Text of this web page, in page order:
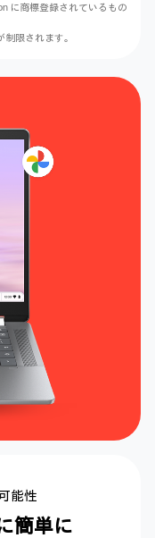
に商標登録されているもの
限されます。
能性
簡単に